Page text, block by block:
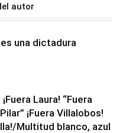
autor
una dictadura
Laura! “Fuera
¡Fuera Villalobos!
Multitud blanco, azul